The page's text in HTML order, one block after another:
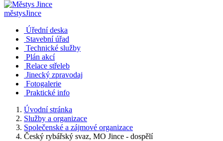
městysJince
Úřední deska
Stavební úřad
Technické služby
Plán akcí
Relace střeleb
Jinecký zpravodaj
Fotogalerie
Praktické info
Úvodní stránka
Služby a organizace
Společenské a zájmové organizace
Český rybářský svaz, MO Jince - dospělí